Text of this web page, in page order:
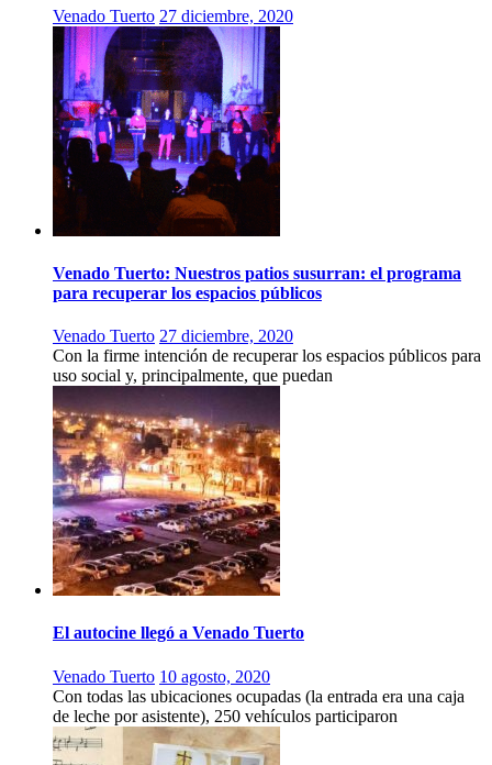
Venado Tuerto 27 diciembre, 2020
Venado Tuerto: Nuestros patios susurran: el programa
para recuperar los espacios públicos
Venado Tuerto 27 diciembre, 2020
Con la firme intención de recuperar los espacios públicos para
uso social y, principalmente, que puedan
El autocine llegó a Venado Tuerto
Venado Tuerto 10 agosto, 2020
Con todas las ubicaciones ocupadas (la entrada era una caja
de leche por asistente), 250 vehículos participaron